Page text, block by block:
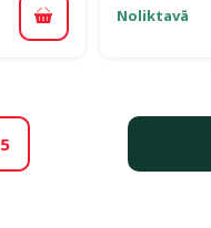
Pievienot grozam
Noliktavā
5